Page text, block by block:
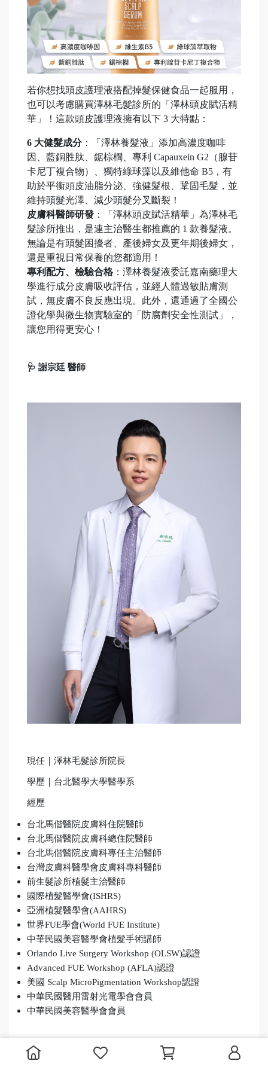
若你想找頭皮護理液搭配掉髮保健食品一起服用，
也可以考慮購買澤林毛髮診所的「澤林頭皮賦活精
華」！這款頭皮護理液擁有以下 3 大特點：
6 大健髮成分：「澤林養髮液」添加高濃度咖啡
因、藍銅胜肽、鋸棕櫚、專利 Capauxein G2（腺苷
卡尼丁複合物）、獨特綠球藻以及維他命 B5，有
助於平衡頭皮油脂分泌、強健髮根、鞏固毛髮，並
維持頭髮光澤、減少頭髮分叉斷裂！
皮膚科醫師研發 ：「澤林頭皮賦活精華」為澤林毛
髮診所推出，是連主治醫生都推薦的 1 款養髮液。
無論是有頭髮困擾者、產後婦女及更年期後婦女，
還是重視日常保養的您都適用！
專利配方、檢驗合格 ：澤林養髮液委託嘉南藥理大
學進行成分皮膚吸收評估，並經人體過敏貼膚測
試，無皮膚不良反應出現。此外，還通過了全國公
證化學與微生物實驗室的「防腐劑安全性測試」，
讓您用得更安心！
🩺 謝宗廷 醫師
現任｜澤林毛髮診所院長
學歷｜台北醫學大學醫學系
經歷
台北馬偕醫院皮膚科住院醫師
台北馬偕醫院皮膚科總住院醫師
台北馬偕醫院皮膚科專任主治醫師
台灣皮膚科醫學會皮膚科專科醫師
前生髮診所植髮主治醫師
國際植髮醫學會(ISHRS)
亞洲植髮醫學會(AAHRS)
世界FUE學會(World FUE Institute)
中華民國美容醫學會植髮手術講師
Orlando Live Surgery Workshop (OLSW)認證
Advanced FUE Workshop (AFLA)認證
美國 Scalp MicroPigmentation Workshop認證
中華民國醫用雷射光電學會會員
中華民國美容醫學會會員